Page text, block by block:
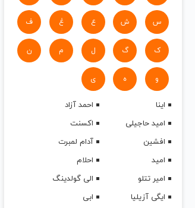
س ش ع غ ف
ک گ ل م ن
و ه ی
اینا
احمد آزاد
امید حاجیلی
اکسنت
افشین
آدام لمبرت
امید
احلام
امیر تتلو
الی گولدینگ
ایگی آزیلیا
ابی